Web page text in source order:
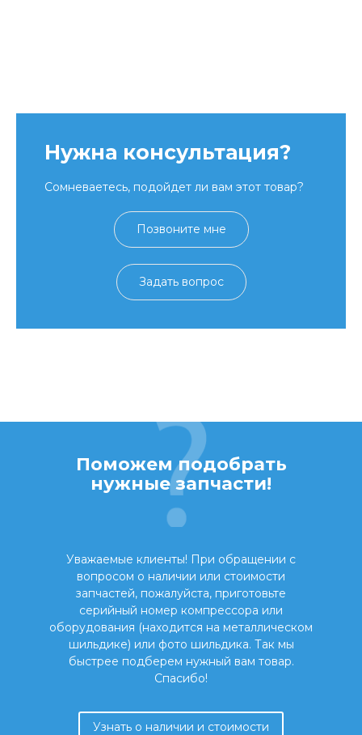
Нужна консультация?
Сомневаетесь, подойдет ли вам этот товар?
Позвоните мне
Задать вопрос
Поможем подобрать
нужные запчасти!
Уважаемые клиенты! При обращении с
вопросом о наличии или стоимости
запчастей, пожалуйста, приготовьте
серийный номер компрессора или
оборудования (находится на металлическом
шильдике) или фото шильдика. Так мы
быстрее подберем нужный вам товар.
Спасибо!
Узнать о наличии и стоимости